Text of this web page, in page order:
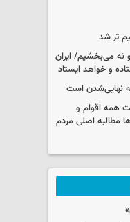
تر شد
نه می‌بخشیم/ ایران
و خواهد ایستاد
نهایی‌شدن است
همه اقوام و
مطالبه اصلی مردم